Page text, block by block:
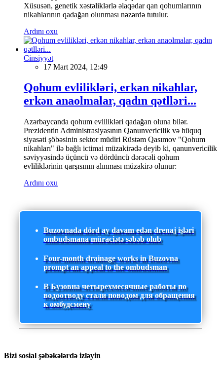
Xüsusən, genetik xəstəliklərlə əlaqədar qan qohumlarının
nikahlarının qadağan olunması nəzərdə tutulur.
Ardını oxu
Cinsiyyət
17 Mart 2024, 12:49
Qohum evlilikləri, erkən nikahlar,
erkən anaolmalar, qadın qətlləri...
Azərbaycanda qohum evlilikləri qadağan oluna bilər.
Prezidentin Administrasiyasının Qanunvericilik və hüquq
siyasəti şöbəsinin sektor müdiri Rüstəm Qasımov "Qohum
nikahları" ilə bağlı ictimai müzakirədə deyib ki, qanunvericilik
səviyyəsində üçüncü və dördüncü dərəcəli qohum
evliliklərinin qarşısının alınması müzakirə olunur:
Ardını oxu
Buzovnada dörd ay davam edən drenaj işləri
ombudsmana müraciətə səbəb olub
Four-month drainage works in Buzovna
prompt an appeal to the ombudsman
В Бузовна четырехмесячные работы по
водоотводу стали поводом для обращения
к омбудсмену
Bizi sosial şəbəkələrdə izləyin